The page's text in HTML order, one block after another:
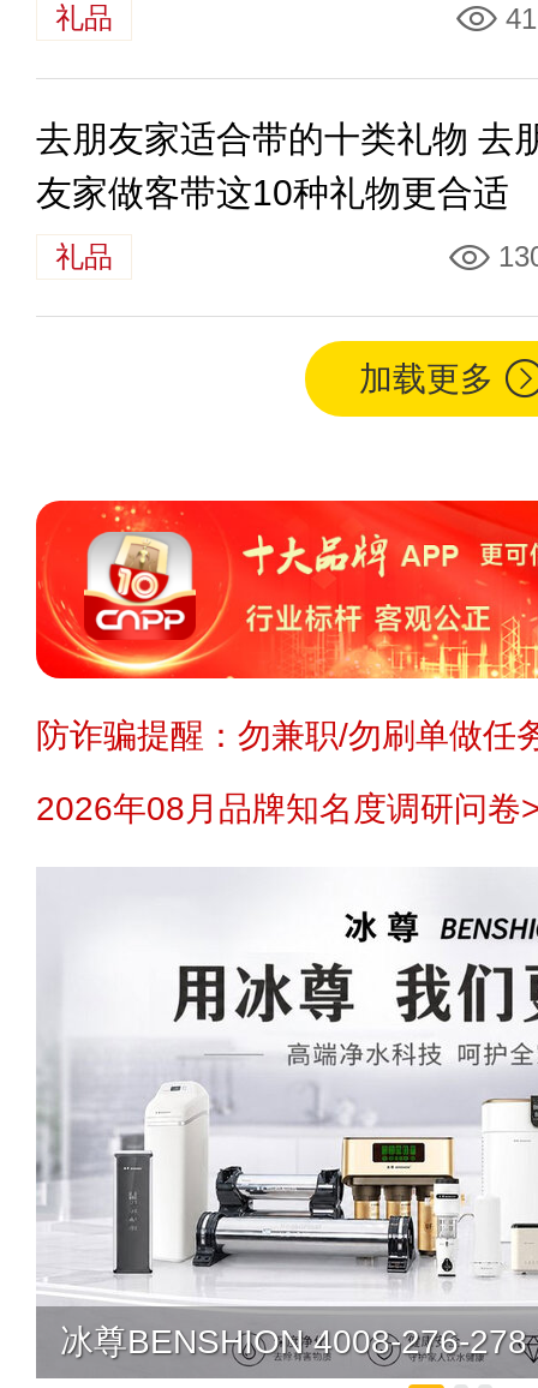
礼品
去朋友家适合带的十类礼物 去
友家做客带这10种礼物更合适
礼品
加载更多
防诈骗提醒：勿兼职/勿刷单做任
2026年08月品牌知名度调研问卷
冰尊BENSHION 4008-276-278